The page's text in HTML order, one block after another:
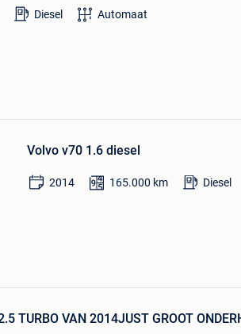
Diesel Automaat
Volvo v70 1.6 diesel
2014 165.000 km Diesel
TURBO VAN 2014JUST GROOT